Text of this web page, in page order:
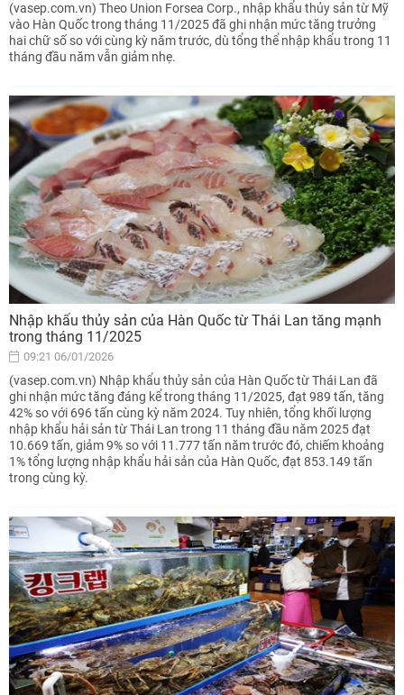
(vasep.com.vn) Theo Union Forsea Corp., nhập khẩu thủy sản từ Mỹ
vào Hàn Quốc trong tháng 11/2025 đã ghi nhận mức tăng trưởng
hai chữ số so với cùng kỳ năm trước, dù tổng thể nhập khẩu trong 11
tháng đầu năm vẫn giảm nhẹ.
Nhập khẩu thủy sản của Hàn Quốc từ Thái Lan tăng mạnh
trong tháng 11/2025
09:21 06/01/2026
(vasep.com.vn) Nhập khẩu thủy sản của Hàn Quốc từ Thái Lan đã
ghi nhận mức tăng đáng kể trong tháng 11/2025, đạt 989 tấn, tăng
42% so với 696 tấn cùng kỳ năm 2024. Tuy nhiên, tổng khối lượng
nhập khẩu hải sản từ Thái Lan trong 11 tháng đầu năm 2025 đạt
10.669 tấn, giảm 9% so với 11.777 tấn năm trước đó, chiếm khoảng
1% tổng lượng nhập khẩu hải sản của Hàn Quốc, đạt 853.149 tấn
trong cùng kỳ.